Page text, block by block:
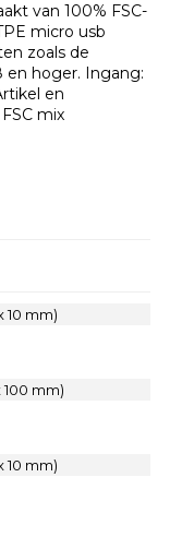
van 100% FSC-
micro usb
zoals de
en hoger. Ingang:
en
mix
10 mm)
mm)
10 mm)